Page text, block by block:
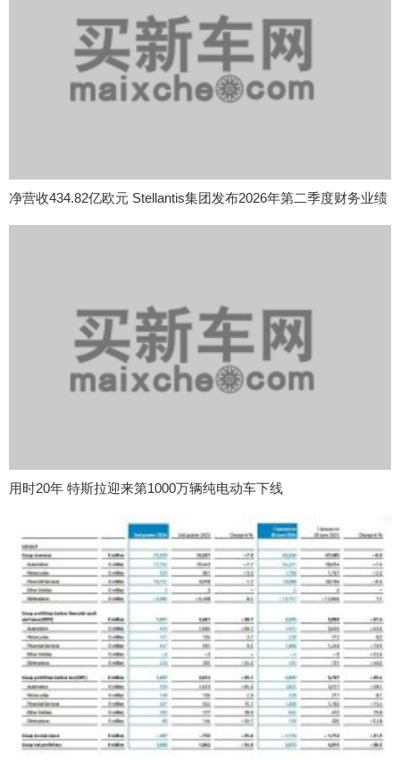
净营收434.82亿欧元 Stellantis集团发布2026年第二季度财务业绩
用时20年 特斯拉迎来第1000万辆纯电动车下线